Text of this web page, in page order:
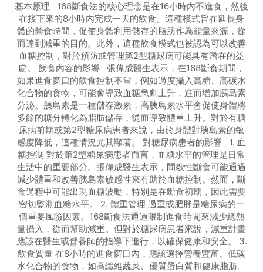
基本原理 168斷食法的核心理念是在16小時內不進食，然後
在接下來的8小時內完成一天的飲食。這種模式旨在延長身
體的禁食時間，促使身體利用儲存的脂肪作為能量來源，從
而達到減重的目的。此外，這種飲食模式也被認為可以改善
血糖控制，對於預防或管理第2型糖尿病可能具有潛在的益
處。 飲食內容的影響 張偉成醫生表示，在168斷食期間，
如果進食窗口的飲食控制不當，例如過度攝入高糖、高碳水
化合物的食物，可能會導致血糖急劇上升，進而增加胰島素
分泌。胰島素是一種儲存激素，高胰島素水平會促使身體將
多餘的糖分轉化為脂肪儲存，從而導致體重上升。對於有糖
尿病前期或第2型糖尿病患者來說，由於身體對胰島素的敏
感度降低，這種情況尤其顯著。 對糖尿病患者的影響 1. 血
糖控制 對於第2型糖尿病患者而言，血糖水平的管理是日常
生活中的重要部分。張偉成醫生表示，間歇性斷食可能通過
減少體重和改善胰島素敏感性來有助於血糖控制。然而，斷
食過程中可能出現血糖波動，特別是在斷食初期，因此需要
密切監測血糖水平。 2. 體重管理 過重或肥胖是糖尿病的一
個重要風險因素。168斷食法通過限制進食時間來減少總熱
量攝入，從而幫助減重。但對於糖尿病患者來說，減重計畫
應該在醫生或營養師的指導下進行，以確保健康和安全。 3.
飲食質量 在8小時的進食窗口內，應該選擇營養豐富、低碳
水化合物的食物，如高纖維蔬菜、優質蛋白質和健康脂肪。